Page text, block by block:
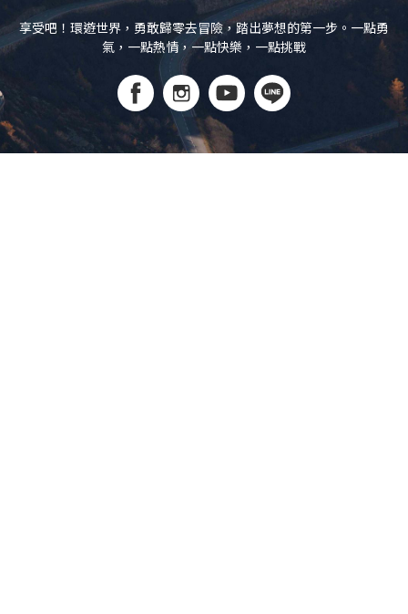
享受吧！環遊世界，勇敢歸零去冒險，踏出夢想的第一步。一點勇
氣，一點熱情，一點快樂，一點挑戰